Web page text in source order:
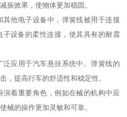
振效果，使物体更加稳固。
其他电子设备中，弹簧线被用于连接
设备的柔性连接，使其具有的耐震
应用于汽车悬挂系统中。弹簧线的
，提高行车的舒适性和稳定性。
着重要角色，例如在械的机构中应
械的操作更加灵敏和可靠。